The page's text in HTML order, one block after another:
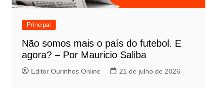
Principal
Não somos mais o país do futebol. E
agora? – Por Mauricio Saliba
Editor Ourinhos Online 21 de julho de 2026